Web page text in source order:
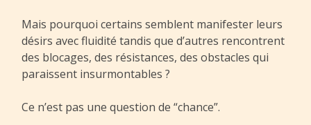
Mais pourquoi certains semblent manifester leurs
désirs avec fluidité tandis que d’autres rencontrent
des blocages, des résistances, des obstacles qui
paraissent insurmontables ?
Ce n’est pas une question de “chance”.